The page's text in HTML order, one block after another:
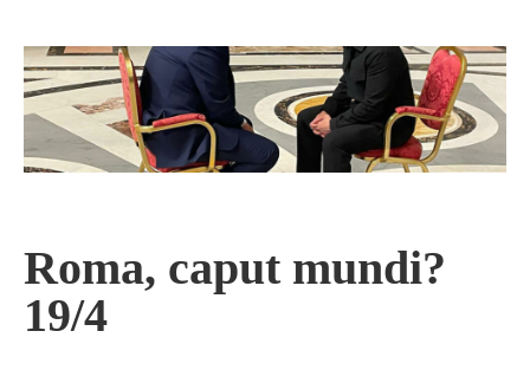
Roma, caput mundi?
19/4